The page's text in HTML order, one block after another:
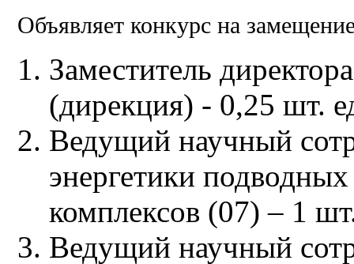
Объявляет конкурс на
Заместитель
(дирекция) - 0,25 шт.
Ведущий научный
энергетики
комплексов (07) – 1
Ведущий научный